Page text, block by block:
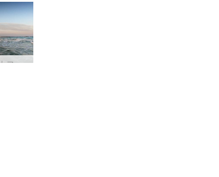
프랜시 더 크로싱